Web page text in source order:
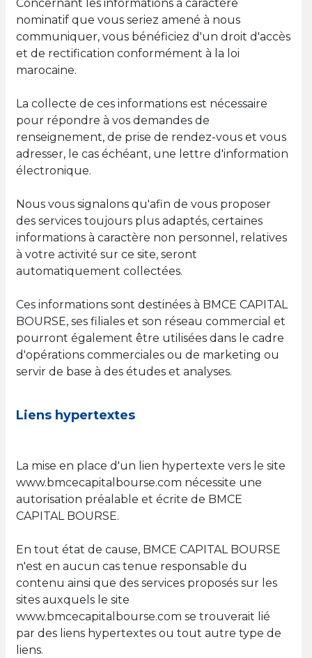
Concernant les informations à caractère
nominatif que vous seriez amené à nous
communiquer, vous bénéficiez d'un droit d'accès
et de rectification conformément à la loi
marocaine.
La collecte de ces informations est nécessaire
pour répondre à vos demandes de
renseignement, de prise de rendez-vous et vous
adresser, le cas échéant, une lettre d'information
électronique.
Nous vous signalons qu'afin de vous proposer
des services toujours plus adaptés, certaines
informations à caractère non personnel, relatives
à votre activité sur ce site, seront
automatiquement collectées.
Ces informations sont destinées à BMCE CAPITAL
BOURSE, ses filiales et son réseau commercial et
pourront également être utilisées dans le cadre
d'opérations commerciales ou de marketing ou
servir de base à des études et analyses.
Liens hypertextes
La mise en place d'un lien hypertexte vers le site
www.bmcecapitalbourse.com nécessite une
autorisation préalable et écrite de BMCE
CAPITAL BOURSE.
En tout état de cause, BMCE CAPITAL BOURSE
n'est en aucun cas tenue responsable du
contenu ainsi que des services proposés sur les
sites auxquels le site
www.bmcecapitalbourse.com se trouverait lié
par des liens hypertextes ou tout autre type de
liens.